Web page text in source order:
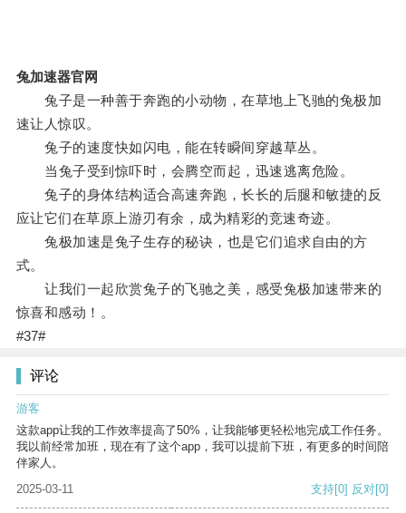
兔加速器官网
兔子是一种善于奔跑的小动物，在草地上飞驰的兔极加
速让人惊叹。
兔子的速度快如闪电，能在转瞬间穿越草丛。
当兔子受到惊吓时，会腾空而起，迅速逃离危险。
兔子的身体结构适合高速奔跑，长长的后腿和敏捷的反
应让它们在草原上游刃有余，成为精彩的竞速奇迹。
兔极加速是兔子生存的秘诀，也是它们追求自由的方
式。
让我们一起欣赏兔子的飞驰之美，感受兔极加速带来的
惊喜和感动！。
#37#
评论
游客
这款app让我的工作效率提高了50%，让我能够更轻松地完成工作任务。
我以前经常加班，现在有了这个app，我可以提前下班，有更多的时间陪
伴家人。
2025-03-11
支持[0] 反对[0]